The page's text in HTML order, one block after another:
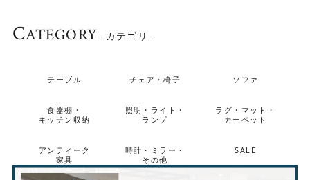
CATEGORY- カテゴリ -
テーブル チェア・椅子 ソファ
食器棚・
キッチン収納
照明・ライト・
ランプ
ラグ・マット・
カーペット
アンティーク
家具
時計・ミラー・
その他
SALE